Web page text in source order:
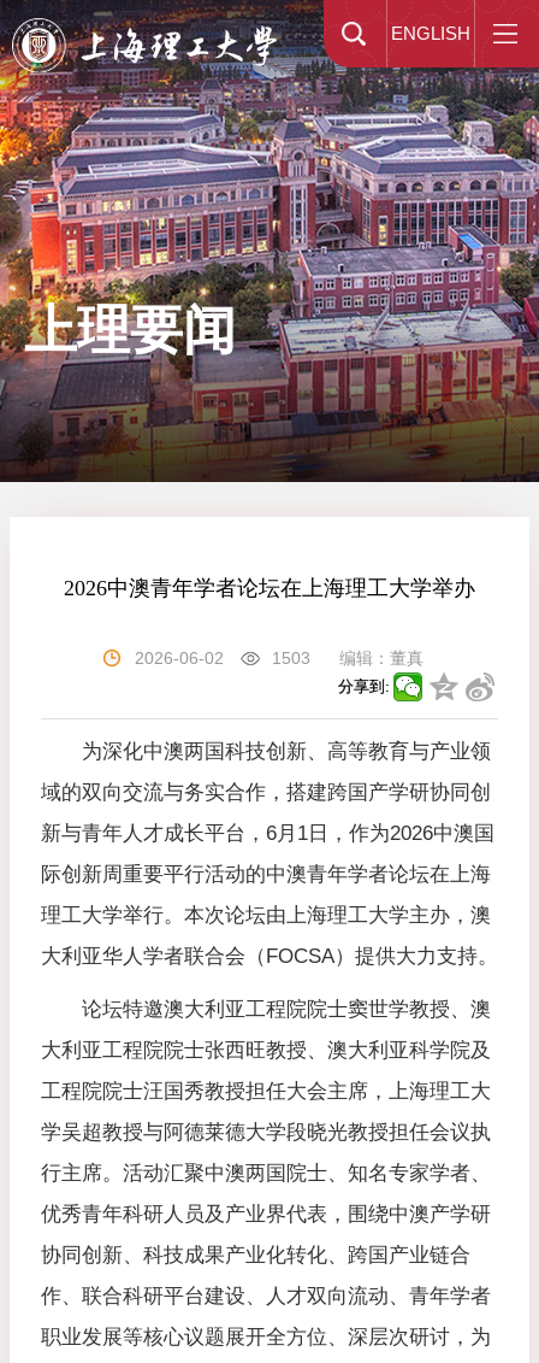
ENGLISH
上理要闻
2026中澳青年学者论坛在上海理工大学举办
2026-06-02 1503 编辑： 董真
分享到:
为深化中澳两国科技创新、高等教育与产业领
域的双向交流与务实合作，搭建跨国产学研协同创
新与青年人才成长平台，6月1日，作为2026中澳国
际创新周重要平行活动的中澳青年学者论坛在上海
理工大学举行。本次论坛由上海理工大学主办，澳
大利亚华人学者联合会（FOCSA）提供大力支持。
论坛特邀澳大利亚工程院院士窦世学教授、澳
大利亚工程院院士张西旺教授、澳大利亚科学院及
工程院院士汪国秀教授担任大会主席，上海理工大
学吴超教授与阿德莱德大学段晓光教授担任会议执
行主席。活动汇聚中澳两国院士、知名专家学者、
优秀青年科研人员及产业界代表，围绕中澳产学研
协同创新、科技成果产业化转化、跨国产业链合
作、联合科研平台建设、人才双向流动、青年学者
职业发展等核心议题展开全方位、深层次研讨，为